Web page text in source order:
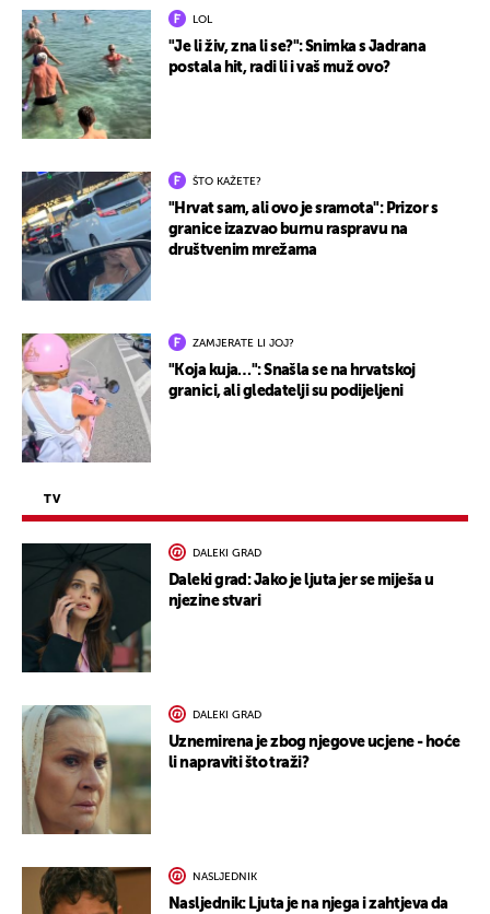
LOL
"Je li živ, zna li se?": Snimka s Jadrana
postala hit, radi li i vaš muž ovo?
ŠTO KAŽETE?
"Hrvat sam, ali ovo je sramota": Prizor s
granice izazvao burnu raspravu na
društvenim mrežama
ZAMJERATE LI JOJ?
"Koja kuja…": Snašla se na hrvatskoj
granici, ali gledatelji su podijeljeni
TV
DALEKI GRAD
Daleki grad: Jako je ljuta jer se miješa u
njezine stvari
DALEKI GRAD
Uznemirena je zbog njegove ucjene - hoće
li napraviti što traži?
NASLJEDNIK
Nasljednik: Ljuta je na njega i zahtjeva da